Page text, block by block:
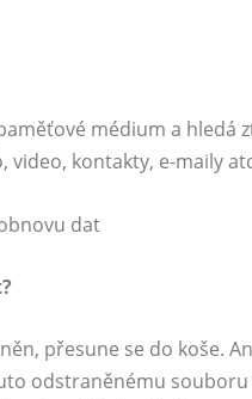
médium a hledá
video, kontakty, e-maily
přesune se do koše.
odstraněnému